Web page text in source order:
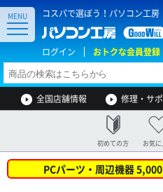
コスパで選ぼう！パソコン工房
ログイン おトクな会員登録
MENU
全国店舗情報 修理・サ
初めての方 お気に
PCパーツ・周辺機器